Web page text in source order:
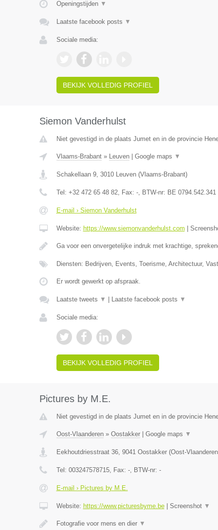
Openingstijden ▼
Laatste facebook posts ▼
Sociale media:
BEKIJK VOLLEDIG PROFIEL
Siemon Vanderhulst
Niet gevestigd in de plaats Jumet en in de provincie
Vlaams-Brabant» Leuven| Google maps ▼
Schakellaan 9, 3010 Leuven(Vlaams-Brabant)
Tel: +32 472 65 48 82, Fax: -, BTW-nr: BE 0794.542.341
E-mail › Siemon Vanderhulst
Website: https://www.siemonvanderhulst.com
Ga voor een onvergetelijke indruk met krachtige,
Diensten: Bedrijven, Events, Toerisme, Architectuur,
Er wordt gewerkt op afspraak.
Laatste tweets ▼ Laatste facebook posts ▼
Sociale media:
BEKIJK VOLLEDIG PROFIEL
Pictures by M.E.
Niet gevestigd in de plaats Jumet en in de provincie
Oost-Vlaanderen» Oostakker| Google maps ▼
Eekhoutdriesstraat 36, 9041 Oostakker(Oost-Vlaanderen
Tel: 003247578715, Fax: -, BTW-nr: -
E-mail › Pictures by M.E.
Website: https://www.picturesbyme.be| Screenshot ▼
Fotografie voor mens en dier ▼